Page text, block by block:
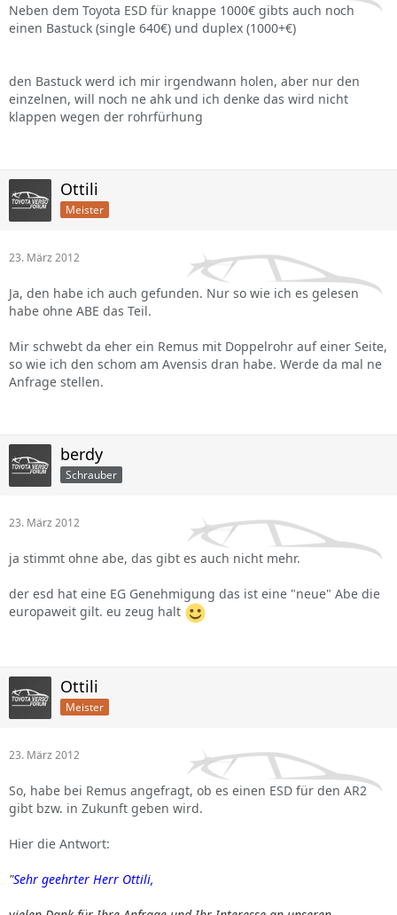
Neben dem Toyota ESD für knappe 1000€ gibts auch noch
einen Bastuck (single 640€) und duplex (1000+€)
den Bastuck werd ich mir irgendwann holen, aber nur den
einzelnen, will noch ne ahk und ich denke das wird nicht
klappen wegen der rohrfürhung
Ottili
Meister
23. März 2012
Ja, den habe ich auch gefunden. Nur so wie ich es gelesen
habe ohne ABE das Teil.
Mir schwebt da eher ein Remus mit Doppelrohr auf einer Seite,
so wie ich den schom am Avensis dran habe. Werde da mal ne
Anfrage stellen.
berdy
Schrauber
23. März 2012
ja stimmt ohne abe, das gibt es auch nicht mehr.
der esd hat eine EG Genehmigung das ist eine "neue" Abe die
europaweit gilt. eu zeug halt
Ottili
Meister
23. März 2012
So, habe bei Remus angefragt, ob es einen ESD für den AR2
gibt bzw. in Zukunft geben wird.
Hier die Antwort:
"Sehr geehrter Herr Ottili,